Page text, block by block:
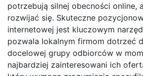
potrzebują silnej obecności online,
rozwijać się. Skuteczne
internetowej jest kluczowym
pozwala lokalnym firmom dotrzeć
docelowej grupy odbiorców w
najbardziej zainteresowani ich